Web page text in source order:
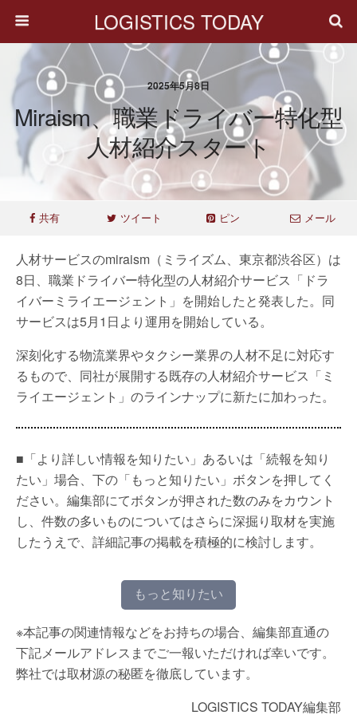
LOGISTICS TODAY
2025年5月8日
Miraism、職業ドライバー特化型
人材紹介スタート
共有 ツイート ピン メール
人材サービスのmiraism（ミライズム、東京都渋谷区）は
8日、職業ドライバー特化型の人材紹介サービス「ドラ
イバーミライエージェント」を開始したと発表した。同
サービスは5月1日より運用を開始している。
深刻化する物流業界やタクシー業界の人材不足に対応す
るもので、同社が展開する既存の人材紹介サービス「ミ
ライエージェント」のラインナップに新たに加わった。
■「より詳しい情報を知りたい」あるいは「続報を知り
たい」場合、下の「もっと知りたい」ボタンを押してく
ださい。編集部にてボタンが押された数のみをカウント
し、件数の多いものについてはさらに深掘り取材を実施
したうえで、詳細記事の掲載を積極的に検討します。
もっと知りたい
※本記事の関連情報などをお持ちの場合、編集部直通の
下記メールアドレスまでご一報いただければ幸いです。
弊社では取材源の秘匿を徹底しています。
LOGISTICS TODAY編集部